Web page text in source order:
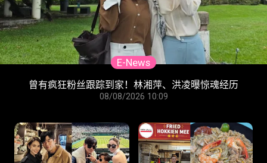
E-News
曾有疯狂粉丝跟踪到家！林湘萍、洪凌曝惊魂经历
08/08/2026 10:09